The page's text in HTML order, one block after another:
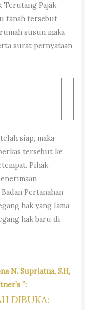
Terutang Pajak
tanah tersebut
susun maka
surat pernyataan
siap, maka
tersebut ke
Pihak
Pertanahan
hak yang lama
hak baru di
N. Supriatna, S.H,
”:
DIBUKA: